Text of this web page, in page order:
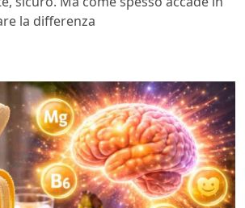
la differenza